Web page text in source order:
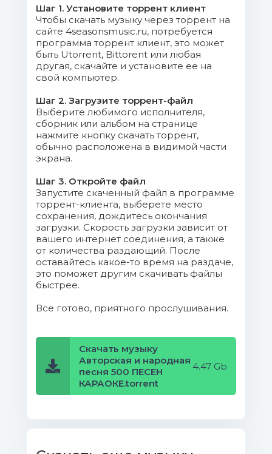
Book 4-21 (120x240).png (33.81 Mb)
Book 5-20 (120x240).png (33.34 Mb)
Book 6-19 (120x240).png (33.25 Mb)
Book 8-17 (120x240).png (33.34 Mb)
Book 9-16 (120x240).png (33.37 Mb)
Cover.png (659.11 Kb)
Disk.png (19.74 Mb)
Шаг 1. Установите торрент клиент
Чтобы скачать музыку через торрент на
сайте 4seasonsmusic.ru, потребуется
программа торрент клиент, это может
быть Utorrent, Bittorent или любая
другая, скачайте и установите ее на
свой компьютер.
Шаг 2. Загрузите торрент-файл
Выберите любимого исполнителя,
сборник или альбом на странице
нажмите кнопку скачать торрент,
обычно расположена в видимой части
экрана.
Шаг 3. Откройте файл
Запустите скаченный файл в программе
торрент-клиента, выберете место
сохранения, дождитесь окончания
загрузки. Скорость загрузки зависит от
вашего интернет соединения, а также
от количества раздающий. После
оставайтесь какое-то время на раздаче,
это поможет другим скачивать файлы
быстрее.
Все готово, приятного прослушивания.
Скачать музыку
Авторская и народная
песня 500 ПЕСЕН
КАРАОКЕ.torrent
4.47 Gb